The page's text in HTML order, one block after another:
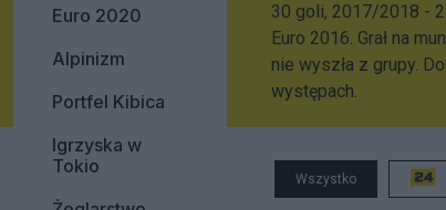
Euro 2020
Alpinizm
Portfel Kibica
Igrzyska w
Tokio
30 goli, 2017/2018 -
Euro 2016. Grał na
nie wyszła z grupy.
występach.
Wszystko